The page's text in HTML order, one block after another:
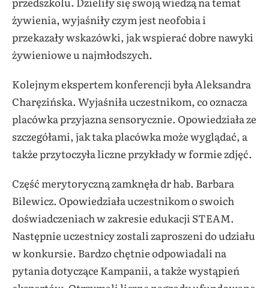
żywienia, wyjaśniły czym jest neofobia i
przekazały wskazówki, jak wspierać dobre nawyki
żywieniowe u najmłodszych.
Kolejnym ekspertem konferencji była Aleksandra
Charęzińska. Wyjaśniła uczestnikom, co oznacza
placówka przyjazna sensorycznie. Opowiedziała ze
szczegółami, jak taka placówka może wyglądać, a
także przytoczyła liczne przykłady w formie zdjęć.
Część merytoryczną zamknęła dr hab. Barbara
Bilewicz. Opowiedziała uczestnikom o swoich
doświadczeniach w zakresie edukacji STEAM.
Następnie uczestnicy zostali zaproszeni do udziału
w konkursie. Bardzo chętnie odpowiadali na
pytania dotyczące Kampanii, a także wystąpień